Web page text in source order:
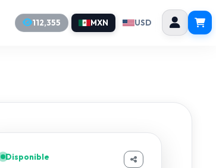
112,355 MXN USD
Disponible